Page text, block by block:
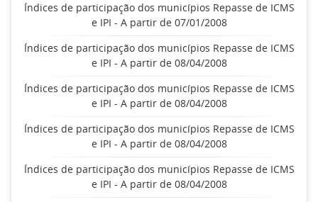
Índices de participação dos municípios Repasse de ICMS
e IPI - A partir de 07/01/2008
Índices de participação dos municípios Repasse de ICMS
e IPI - A partir de 08/04/2008
Índices de participação dos municípios Repasse de ICMS
e IPI - A partir de 08/04/2008
Índices de participação dos municípios Repasse de ICMS
e IPI - A partir de 08/04/2008
Índices de participação dos municípios Repasse de ICMS
e IPI - A partir de 08/04/2008